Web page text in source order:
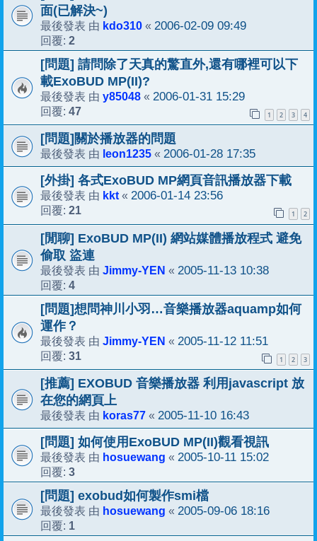
面(已解決~)
最後發表 由 kdo310 « 2006-02-09 09:49
回覆: 2
[問題] 請問除了天真的驚直外,還有哪裡可以下
載ExoBUD MP(II)?
最後發表 由 y85048 « 2006-01-31 15:29
回覆: 47 1 2 3 4
[問題]關於播放器的問題
最後發表 由 leon1235 « 2006-01-28 17:35
[外掛] 各式ExoBUD MP網頁音訊播放器下載
最後發表 由 kkt « 2006-01-14 23:56
回覆: 21 1 2
[閒聊] ExoBUD MP(II) 網站媒體播放程式 避免
偷取 盜連
最後發表 由 Jimmy-YEN « 2005-11-13 10:38
回覆: 4
[問題]想問神川小羽…音樂播放器aquamp如何
運作？
最後發表 由 Jimmy-YEN « 2005-11-12 11:51
回覆: 31 1 2 3
[推薦] EXOBUD 音樂播放器 利用javascript 放
在您的網頁上
最後發表 由 koras77 « 2005-11-10 16:43
[問題] 如何使用ExoBUD MP(II)觀看視訊
最後發表 由 hosuewang « 2005-10-11 15:02
回覆: 3
[問題] exobud如何製作smi檔
最後發表 由 hosuewang « 2005-09-06 18:16
回覆: 1